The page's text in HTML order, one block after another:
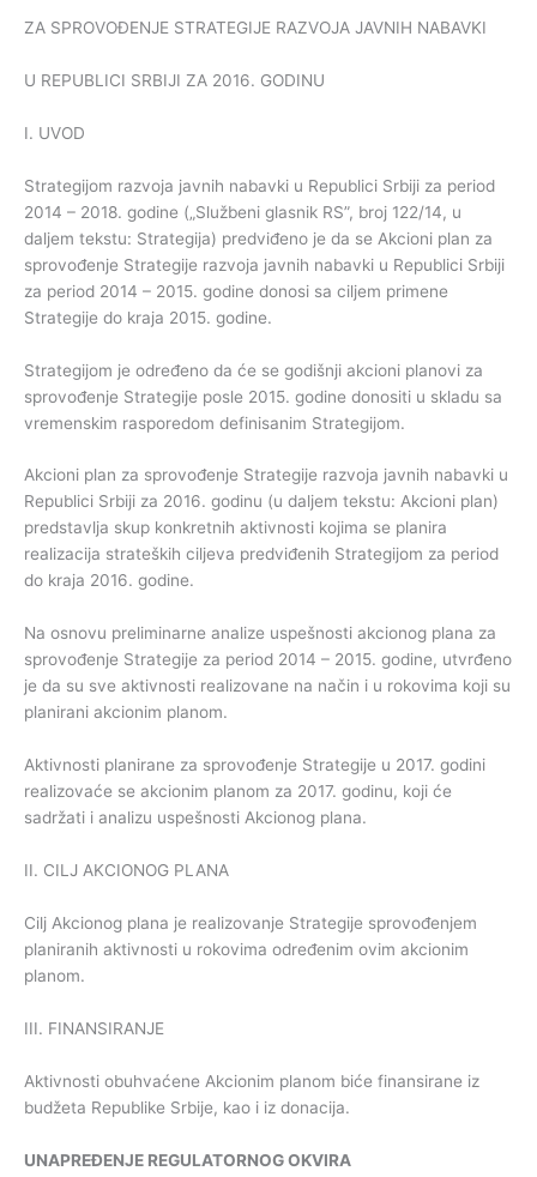
ZA SPROVOĐENJE STRATEGIJE RAZVOJA JAVNIH NABAVKI
U REPUBLICI SRBIJI ZA 2016. GODINU
I. UVOD
Strategijom razvoja javnih nabavki u Republici Srbiji za period
2014 – 2018. godine („Službeni glasnik RS”, broj 122/14, u
daljem tekstu: Strategija) predviđeno je da se Akcioni plan za
sprovođenje Strategije razvoja javnih nabavki u Republici Srbiji
za period 2014 – 2015. godine donosi sa ciljem primene
Strategije do kraja 2015. godine.
Strategijom je određeno da će se godišnji akcioni planovi za
sprovođenje Strategije posle 2015. godine donositi u skladu sa
vremenskim rasporedom definisanim Strategijom.
Akcioni plan za sprovođenje Strategije razvoja javnih nabavki u
Republici Srbiji za 2016. godinu (u daljem tekstu: Akcioni plan)
predstavlja skup konkretnih aktivnosti kojima se planira
realizacija strateških ciljeva predviđenih Strategijom za period
do kraja 2016. godine.
Na osnovu preliminarne analize uspešnosti akcionog plana za
sprovođenje Strategije za period 2014 – 2015. godine, utvrđeno
je da su sve aktivnosti realizovane na način i u rokovima koji su
planirani akcionim planom.
Aktivnosti planirane za sprovođenje Strategije u 2017. godini
realizovaće se akcionim planom za 2017. godinu, koji će
sadržati i analizu uspešnosti Akcionog plana.
II. CILJ AKCIONOG PLANA
Cilj Akcionog plana je realizovanje Strategije sprovođenjem
planiranih aktivnosti u rokovima određenim ovim akcionim
planom.
III. FINANSIRANJE
Aktivnosti obuhvaćene Akcionim planom biće finansirane iz
budžeta Republike Srbije, kao i iz donacija.
UNAPREĐENJE REGULATORNOGOKVIRA